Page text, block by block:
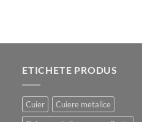
ETICHETE PRODUS
Cuier
Cuiere metalice